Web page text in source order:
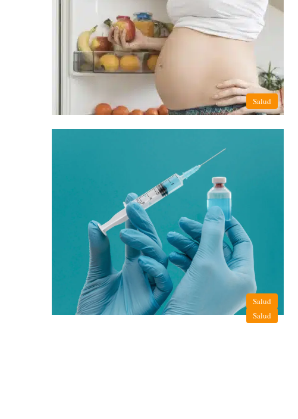
Salud
Salud
Salud